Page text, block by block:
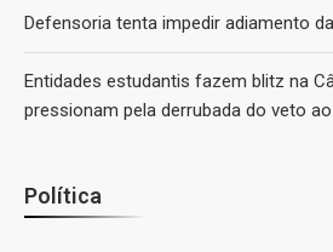
Defensoria tenta impedir adiamento
Entidades estudantis fazem blitz na
pressionam pela derrubada do veto
Política